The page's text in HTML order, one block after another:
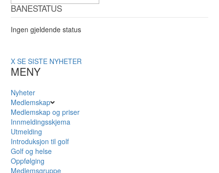
BANESTATUS
Ingen gjeldende status
X SE SISTE NYHETER
MENY
Nyheter
Medlemskap
Medlemskap og priser
Innmeldingsskjema
Utmelding
Introduksjon til golf
Golf og helse
Oppfølging
Medlemsgruppe